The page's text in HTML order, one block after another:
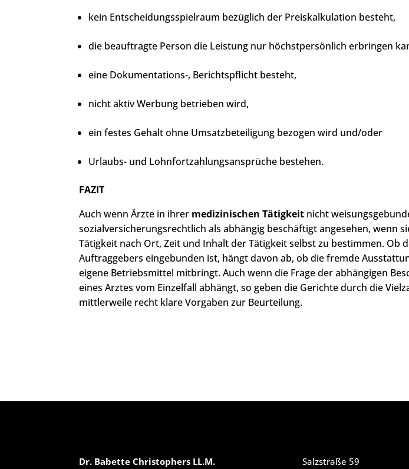
kein Entscheidungsspielraum bezüglich der Preiskalkulation besteht,
die beauftragte Person die Leistung nur höchstpersönlich erbringen
eine Dokumentations-, Berichtspflicht besteht,
nicht aktiv Werbung betrieben wird,
ein festes Gehalt ohne Umsatzbeteiligung bezogen wird und/oder
Urlaubs- und Lohnfortzahlungsansprüche bestehen.
FAZIT
Auch wenn Ärzte in ihrer medizinischen Tätigkeit nicht
sozialversicherungsrechtlich als abhängig beschäftigt angesehen, wenn
Tätigkeit nach Ort, Zeit und Inhalt der Tätigkeit selbst zu bestimmen. Ob
Auftraggebers eingebunden ist, hängt davon ab, ob die fremde
eigene Betriebsmittel mitbringt. Auch wenn die Frage der abhängigen
eines Arztes vom Einzelfall abhängt, so geben die Gerichte durch die
mittlerweile recht klare Vorgaben zur Beurteilung.
Dr. Babette Christophers LL.M.
Salzstraße 59